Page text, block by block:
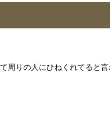
周りの人にひねくれてると